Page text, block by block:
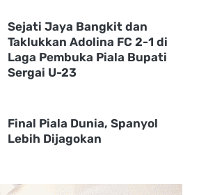
Sejati Jaya Bangkit dan
Taklukkan Adolina FC 2-1 di
Laga Pembuka Piala Bupati
Sergai U-23
Final Piala Dunia, Spanyol
Lebih Dijagokan